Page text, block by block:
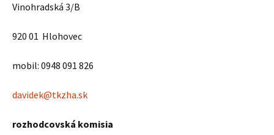
Vinohradská 3/B
920 01 Hlohovec
mobil: 0948 091 826
davidek@tkzha.sk
rozhodcovská komisia